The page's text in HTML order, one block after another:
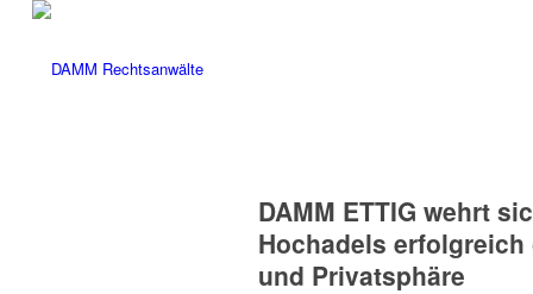
DAMM ETTIG wehrt
Hochadels
und Privatsphäre